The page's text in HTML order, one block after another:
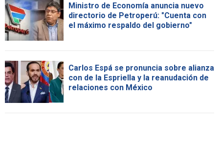
Ministro de Economía anuncia nuevo
directorio de Petroperú: "Cuenta con
el máximo respaldo del gobierno"
Carlos Espá se pronuncia sobre alianza
con de la Espriella y la reanudación de
relaciones con México